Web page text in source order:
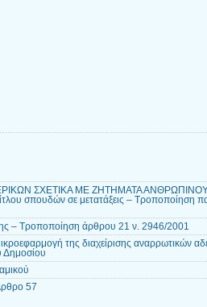
ΣΧΕΤΙΚΑ ΜΕ ΖΗΤΗΜΑΤΑ
σπουδών σε μετατάξεις – Τροποποίηση
– Τροποποίηση άρθρου 21 ν. 2946/2001
της διαχείρισης αναρρωτικών
Δημοσίου
57